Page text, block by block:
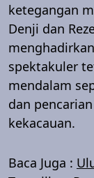
ketegangan
Denji dan
spektakuler
mendalam
dan
kekacauan.
Baca Juga :